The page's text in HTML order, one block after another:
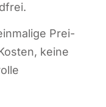
Prei­
kei­ne